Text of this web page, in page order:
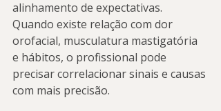
alinhamento de expectativas.
Quando existe relação com dor
orofacial, musculatura mastigatória
e hábitos, o profissional pode
precisar correlacionar sinais e causas
com mais precisão.